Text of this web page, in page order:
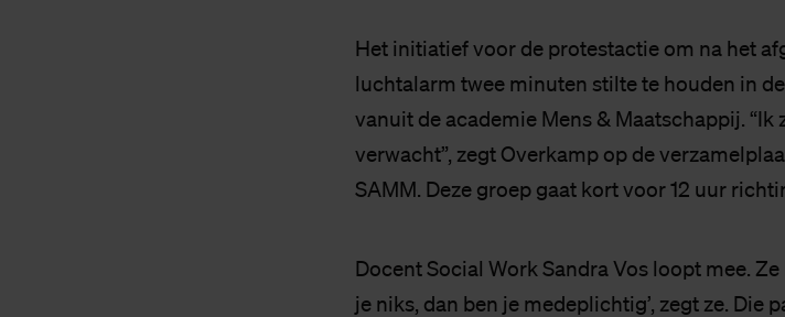
Het initiatief voor de protestactie om na het
luchtalarm twee minuten stilte te houden in
vanuit de academie Mens & Maatschappij. “Ik
verwacht”, zegt Overkamp op de
SAMM. Deze groep gaat kort voor 12 uur
Docent Social Work Sandra Vos loopt mee.
je niks, dan ben je medeplichtig’, zegt ze. Die